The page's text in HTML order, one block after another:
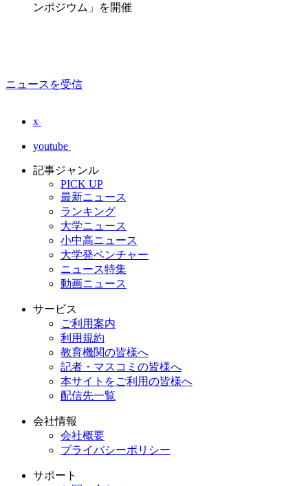
ンポジウム」を開催
ニュースを受信
x
youtube
記事ジャンル
PICK UP
最新ニュース
ランキング
大学ニュース
小中高ニュース
大学発ベンチャー
ニュース特集
動画ニュース
サービス
ご利用案内
利用規約
教育機関の皆様へ
記者・マスコミの皆様へ
本サイトをご利用の皆様へ
配信先一覧
会社情報
会社概要
プライバシーポリシー
サポート